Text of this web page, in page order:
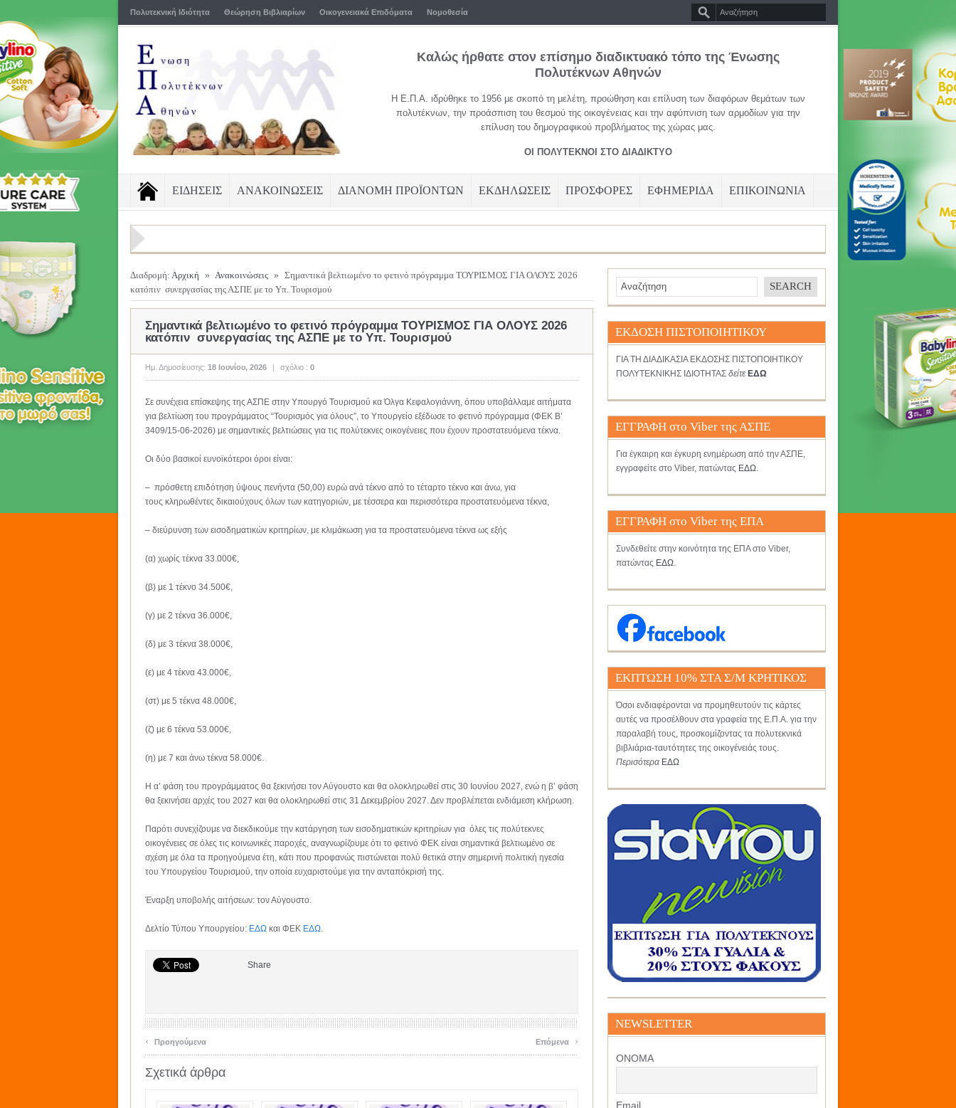
Πολυτεκνική Ιδιότητα Θεώρηση Βιβλιαρίων Οικογενειακά Επιδόματα Νομοθεσία
Καλώς ήρθατε στον επίσημο διαδικτυακό τόπο της Ένωσης
Πολυτέκνων Αθηνών
Η Ε.Π.Α. ιδρύθηκε το 1956 με σκοπό τη μελέτη, προώθηση και επίλυση των διαφόρων θεμάτων των
πολυτέκνων, την προάσπιση του θεσμού της οικογένειας και την αφύπνιση των αρμοδίων για την
επίλυση του δημογραφικού προβλήματος της χώρας μας.
ΟΙ ΠΟΛΥΤΕΚΝΟΙ ΣΤΟ ΔΙΑΔΙΚΤΥΟ
ΕΙΔΗΣΕΙΣ ΑΝΑΚΟΙΝΩΣΕΙΣ ΔΙΑΝΟΜΗ ΠΡΟΪΟΝΤΩΝ ΕΚΔΗΛΩΣΕΙΣ ΠΡΟΣΦΟΡΕΣ ΕΦΗΜΕΡΙΔΑ ΕΠΙΚΟΙΝΩΝΙΑ
Διαδρομή: Αρχική » Ανακοινώσεις » Σημαντικά βελτιωμένο το φετινό πρόγραμμα ΤΟΥΡΙΣΜΟΣ ΓΙΑ ΟΛΟΥΣ 2026
κατόπιν συνεργασίας της ΑΣΠΕ με το Υπ. Τουρισμού
Σημαντικά βελτιωμένο το φετινό πρόγραμμα ΤΟΥΡΙΣΜΟΣ ΓΙΑ ΟΛΟΥΣ 2026
κατόπιν συνεργασίας της ΑΣΠΕ με το Υπ. Τουρισμού
Ημ. Δημοσίευσης: 18 Ιουνίου, 2026 | σχόλιο : 0
Σε συνέχεια επίσκεψης της ΑΣΠΕ στην Υπουργό Τουρισμού κα Όλγα Κεφαλογιάννη, όπου υποβάλλαμε αιτήματα
για βελτίωση του προγράμματος “Τουρισμός για όλους”, το Υπουργείο εξέδωσε το φετινό πρόγραμμα (ΦΕΚ Β’
3409/15-06-2026) με σημαντικές βελτιώσεις για τις πολύτεκνες οικογένειες που έχουν προστατευόμενα τέκνα.
Οι δύο βασικοί ευνοϊκότεροι όροι είναι:
– πρόσθετη επιδότηση ύψους πενήντα (50,00) ευρώ ανά τέκνο από το τέταρτο τέκνο και άνω, για
τους κληρωθέντες δικαιούχους όλων των κατηγοριών, με τέσσερα και περισσότερα προστατευόμενα τέκνα,
– διεύρυνση των εισοδηματικών κριτηρίων, με κλιμάκωση για τα προστατευόμενα τέκνα ως εξής
(α) χωρίς τέκνα 33.000€,
(β) με 1 τέκνο 34.500€,
(γ) με 2 τέκνα 36.000€,
(δ) με 3 τέκνα 38.000€,
(ε) με 4 τέκνα 43.000€,
(στ) με 5 τέκνα 48.000€,
(ζ) με 6 τέκνα 53.000€,
(η) με 7 και άνω τέκνα 58.000€.
Η α’ φάση του προγράμματος θα ξεκινήσει τον Αύγουστο και θα ολοκληρωθεί στις 30 Ιουνίου 2027, ενώ η β’ φάση
θα ξεκινήσει αρχές του 2027 και θα ολοκληρωθεί στις 31 Δεκεμβρίου 2027. Δεν προβλέπεται ενδιάμεση κλήρωση.
Παρότι συνεχίζουμε να διεκδικούμε την κατάργηση των εισοδηματικών κριτηρίων για όλες τις πολύτεκνες
οικογένειες σε όλες τις κοινωνικές παροχές, αναγνωρίζουμε ότι το φετινό ΦΕΚ είναι σημαντικά βελτιωμένο σε
σχέση με όλα τα προηγούμενα έτη, κάτι που προφανώς πιστώνεται πολύ θετικά στην σημερινή πολιτική ηγεσία
του Υπουργείου Τουρισμού, την οποία ευχαριστούμε για την ανταπόκρισή της.
Έναρξη υποβολής αιτήσεων: τον Αύγουστο.
Δελτίο Τύπου Υπουργείου: ΕΔΩ και ΦΕΚ ΕΔΩ.
Share
‹ Προηγούμενα Επόμενα ›
Σχετικά άρθρα
ΕΚΔΟΣΗ ΠΙΣΤΟΠΟΙΗΤΙΚΟΥ
ΓΙΑ ΤΗ ΔΙΑΔΙΚΑΣΙΑ ΕΚΔΟΣΗΣ ΠΙΣΤΟΠΟΙΗΤΙΚΟΥ
ΠΟΛΥΤΕΚΝΙΚΗΣ ΙΔΙΟΤΗΤΑΣ δείτε ΕΔΩ
ΕΓΓΡΑΦΗ στο Viber της ΑΣΠΕ
Για έγκαιρη και έγκυρη ενημέρωση από την ΑΣΠΕ,
εγγραφείτε στο Viber, πατώντας ΕΔΩ.
ΕΓΓΡΑΦΗ στο Viber της ΕΠΑ
Συνδεθείτε στην κοινότητα της ΕΠΑ στο Viber,
πατώντας ΕΔΩ.
ΕΚΠΤΩΣΗ 10% ΣΤΑ Σ/Μ ΚΡΗΤΙΚΟΣ
Όσοι ενδιαφέρονται να προμηθευτούν τις κάρτες
αυτές να προσέλθουν στα γραφεία της Ε.Π.Α. για την
παραλαβή τους, προσκομίζοντας τα πολυτεκνικά
βιβλιάρια-ταυτότητες της οικογένειάς τους.
Περισότερα ΕΔΩ
NEWSLETTER
ΟΝΟΜΑ
Email